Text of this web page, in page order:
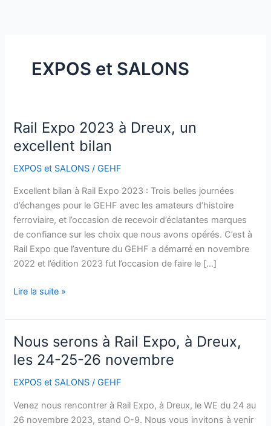
EXPOS et SALONS
Rail Expo 2023 à Dreux, un
excellent bilan
EXPOS et SALONS /GEHF
Excellent bilan à Rail Expo 2023 : Trois belles journées
d’échanges pour le GEHF avec les amateurs d’histoire
ferroviaire, et l’occasion de recevoir d’éclatantes marques
de confiance sur les choix que nous avons opérés. C’est à
Rail Expo que l’aventure du GEHF a démarré en novembre
2022 et l’édition 2023 fut l’occasion de faire le […]
Rail
2023
à
excellent
Lire la suite »
Nous serons à Rail Expo, à Dreux,
les 24-25-26 novembre
EXPOS et SALONS /GEHF
Venez nous rencontrer à Rail Expo, à Dreux, le WE du 24 au
26 novembre 2023, stand O-9. Nous vous invitons à venir
Nous
serons
Rail